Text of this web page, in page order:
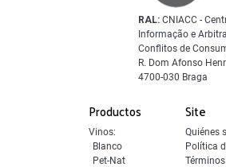
Productos
Vinos:
Blanco
Pet-Nat
Site
Quiénes
Política
RAL: CNIACC -
Informação e
Conflitos de
R. Dom Afonso
4700-030 Braga